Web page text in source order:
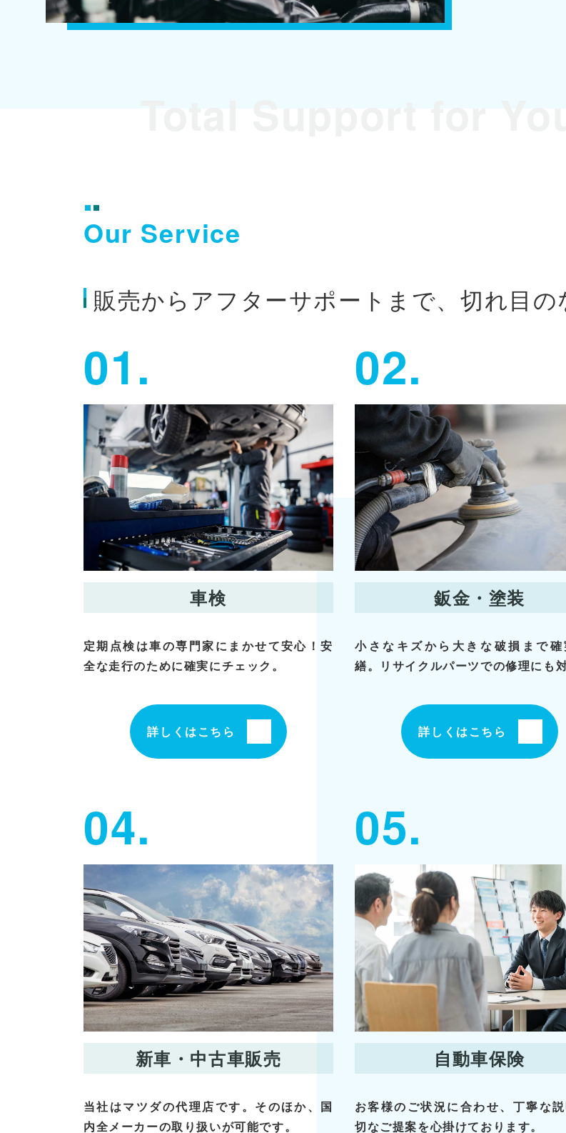
Our Service
販売からアフターサポートまで、切れ目
01.
車検
定期点検は車の専門家にまかせて安心！安
全な走行のために確実にチェック。
詳しくはこちら
02.
鈑金・塗装
小さなキズから大きな破損まで確
繕。リサイクルパーツでの修理にも対
詳しくはこちら
04.
新車・中古車販売
当社はマツダの代理店です。そのほか、国
内全メーカーの取り扱いが可能です。
05.
自動車保険
お客様のご状況に合わせ、丁寧な
切なご提案を心掛けております。